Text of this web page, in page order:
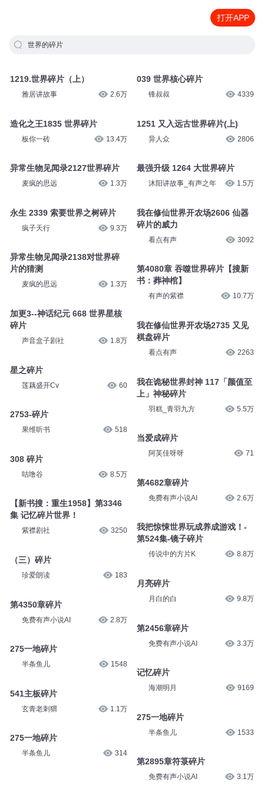
打开APP
世界的碎片
1219.世界碎片（上）
雅居讲故事 2.6万
造化之王1835 世界碎片
板你一砖 13.4万
异常生物见闻录2127世界碎片
麦疯的思远 1.3万
永生 2339 索要世界之树碎片
疯子天行 9.3万
异常生物见闻录2138对世界碎
片的猜测
麦疯的思远 1.3万
加更3--神话纪元 668 世界星核
碎片
声音盒子剧社 1.8万
星之碎片
莲藕盛开Cv 60
2753-碎片
果维听书 518
308 碎片
咕噜谷 8.5万
【新书搜：重生1958】第3346
集 记忆碎片世界！
紫襟剧社 3250
（三）碎片
珍爱朗读 183
第4350章碎片
免费有声小说AI 2.8万
275一地碎片
半条鱼儿 1548
541主板碎片
玄青老刺猬 1.1万
275一地碎片
半条鱼儿 314
039 世界核心碎片
锋叔叔 4339
1251 又入远古世界碎片(上)
异人众 2806
最强升级 1264 大世界碎片
沐阳讲故事_有声之年 1.5万
我在修仙世界开农场2606 仙器
碎片的威力
看点有声 3092
第4080章 吞噬世界碎片【搜新
书：葬神棺】
有声的紫襟 10.7万
我在修仙世界开农场2735 又见
棋盘碎片
看点有声 2263
我在诡秘世界封神 117「颜值至
上」神秘碎片
羽糕_青羽九方 5.5万
当爱成碎片
阿芙佳呀呀 71
第4682章碎片
免费有声小说AI 2.6万
我把惊悚世界玩成养成游戏！-
第524集-镜子碎片
传说中的方片K 8.8万
月亮碎片
月白的白 9.8万
第2456章碎片
免费有声小说AI 3.3万
记忆碎片
海潮明月 9169
275一地碎片
半条鱼儿 1533
第2895章符箓碎片
免费有声小说AI 3.1万